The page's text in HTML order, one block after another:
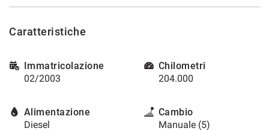
Caratteristiche
Immatricolazione
02/2003
Chilometri
204.000
Alimentazione
Diesel
Cambio
Manuale (5)